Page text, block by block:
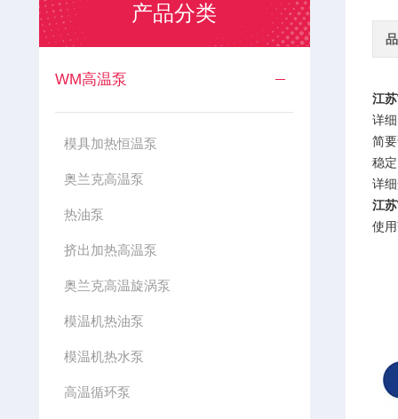
产品分类
WM高温泵
模具加热恒温泵
奥兰克高温泵
热油泵
挤出加热高温泵
奥兰克高温旋涡泵
模温机热油泵
模温机热水泵
高温循环泵
江
详
简
稳
详
江
使